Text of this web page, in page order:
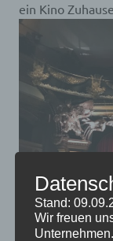
ein Kino
Stand:
Wir freuen